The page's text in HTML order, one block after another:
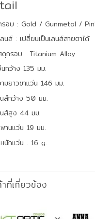
รอบ : Gold / Gunmetal /
นส์ : เปลี่ยนเป็นเลนส์สายตาได้
ดุกรอบ : Titanium Alloy
กว้าง 135 มม.
มยาวขาแว่น 146 มม.
ส์กว้าง 50 มม.
นส์สูง 44 มม.
านแว่น 19 มม.
นักแว่น : 16 g.
ที่เกี่ยวข้อง